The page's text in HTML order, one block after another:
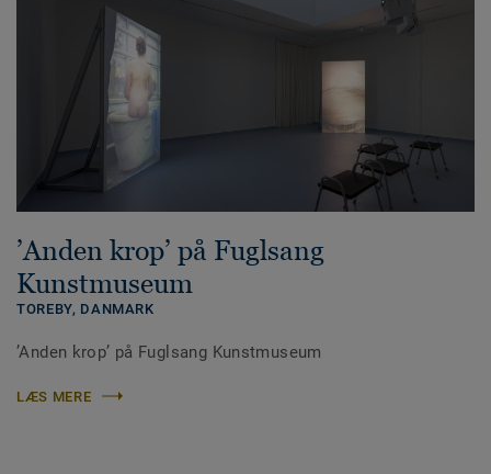
’Anden krop’ på Fuglsang
Kunstmuseum
TOREBY, DANMARK
’Anden krop’ på Fuglsang Kunstmuseum
LÆS MERE